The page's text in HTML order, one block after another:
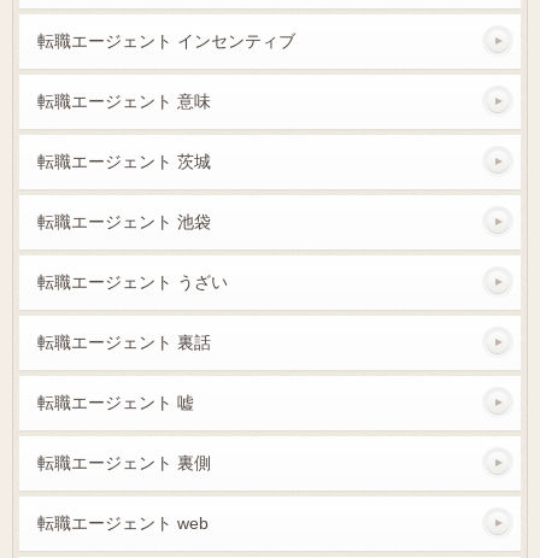
転職エージェント インセンティブ
転職エージェント 意味
転職エージェント 茨城
転職エージェント 池袋
転職エージェント うざい
転職エージェント 裏話
転職エージェント 嘘
転職エージェント 裏側
転職エージェント web